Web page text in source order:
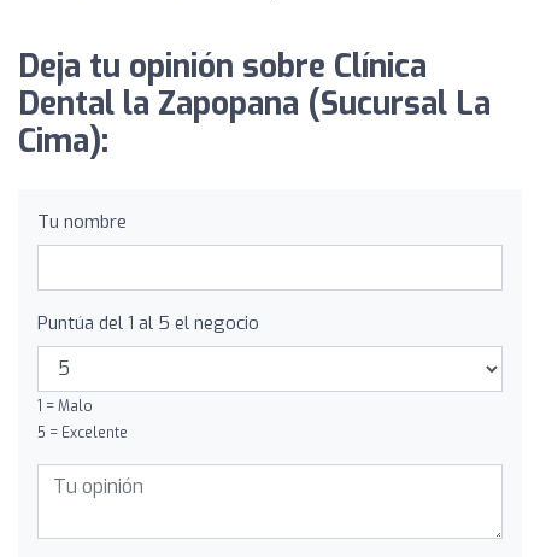
Deja tu opinión sobre Clínica
Dental la Zapopana (Sucursal La
Cima):
Tu nombre
Puntúa del 1 al 5 el negocio
1 = Malo
5 = Excelente